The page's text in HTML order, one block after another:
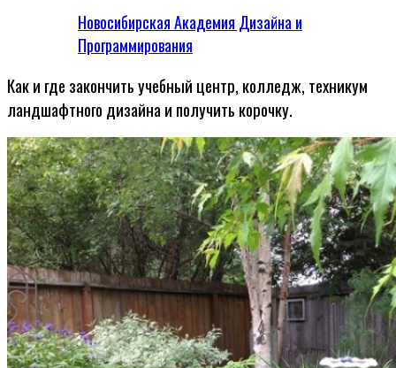
Новосибирская Академия Дизайна и
Программирования
Как и где закончить учебный центр, колледж, техникум
ландшафтного дизайна и получить корочку.